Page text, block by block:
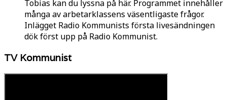
Tobias kan du lyssna på här. Programmet innehåller
många av arbetarklassens väsentligaste frågor.
Inlägget Radio Kommunists första livesändningen
dök först upp på Radio Kommunist.
TV Kommunist